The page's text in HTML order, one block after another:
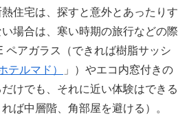
住宅は、探すと意外とあったりす
場合は、寒い時期の旅行などの際
ペアガラス（できれば樹脂サッシ
テルマド）
」）やエコ内窓付きの
けでも、それに近い体験はできる
ば中層階、角部屋を避ける）。